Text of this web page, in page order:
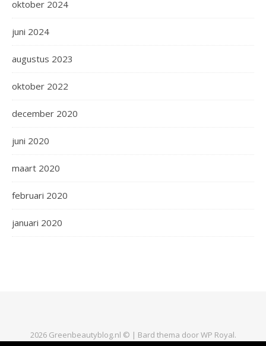
oktober 2024
juni 2024
augustus 2023
oktober 2022
december 2020
juni 2020
maart 2020
februari 2020
januari 2020
2026 Greenbeautyblog.nl © | Bard thema doorWP Royal.